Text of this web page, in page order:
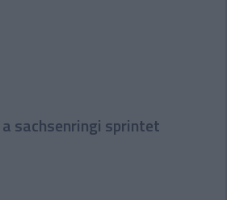
sachsenringi sprintet